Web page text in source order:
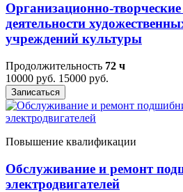
Организационно-
деятельности
учреждений культуры
Продолжительность 72 ч
10000 руб. 15000 руб.
Записаться
Повышение квалификации
Обслуживание и ремонт
электродвигателей